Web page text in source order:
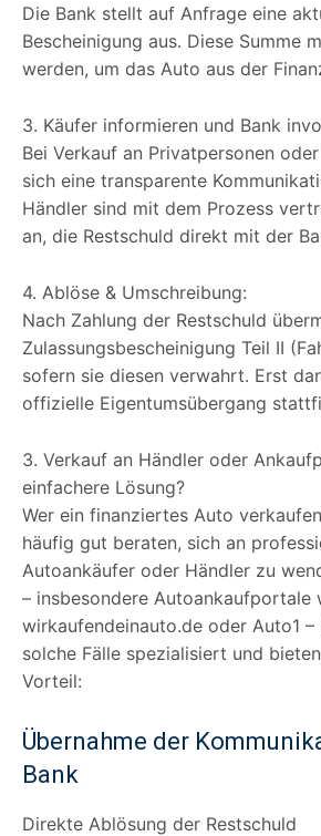
Die Bank stellt auf Anfrage eine
Bescheinigung aus. Diese Summe
werden, um das Auto aus der
3. Käufer informieren und Bank
Bei Verkauf an Privatpersonen
sich eine transparente
Händler sind mit dem Prozess
an, die Restschuld direkt mit der
4. Ablöse & Umschreibung:
Nach Zahlung der Restschuld
Zulassungsbescheinigung Teil II
sofern sie diesen verwahrt. Erst
offizielle Eigentumsübergang
3. Verkauf an Händler oder
einfachere Lösung?
Wer ein finanziertes Auto
häufig gut beraten, sich an
Autoankäufer oder Händler zu
– insbesondere Autoankaufportale
wirkaufendeinauto.de oder Auto1 –
solche Fälle spezialisiert und
Vorteil:
Übernahme der
Bank
Direkte Ablösung der Restschuld